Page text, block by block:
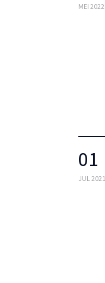
MEI 2022
01
JUL 2021